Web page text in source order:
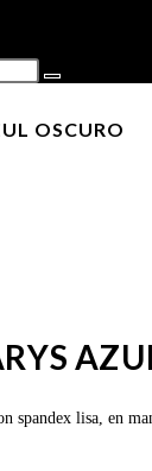
OSCURO
spandex lisa, en